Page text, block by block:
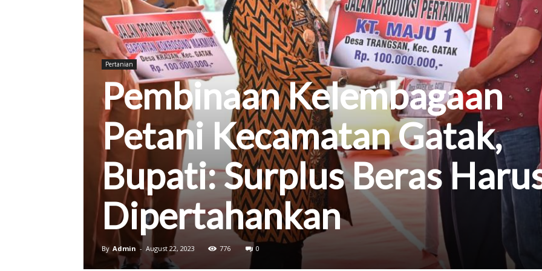
Kab.
Sukoharjo
Pertanian
Pembinaan Kelembagaan
Petani Kecamatan Gatak,
Bupati: Surplus Beras
Dipertahankan
By Admin - August 22, 2023 776 0